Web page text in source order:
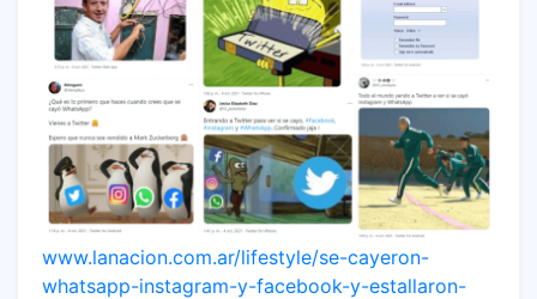
www.lanacion.com.ar/lifestyle/se-cayeron-
whatsapp-instagram-y-facebook-y-estallaron-